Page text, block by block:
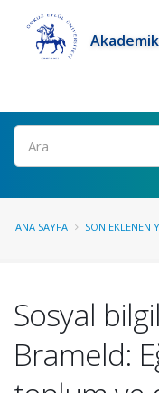
Ara
ANA SAYFA SON EKLENEN
Sosyal
Brameld: